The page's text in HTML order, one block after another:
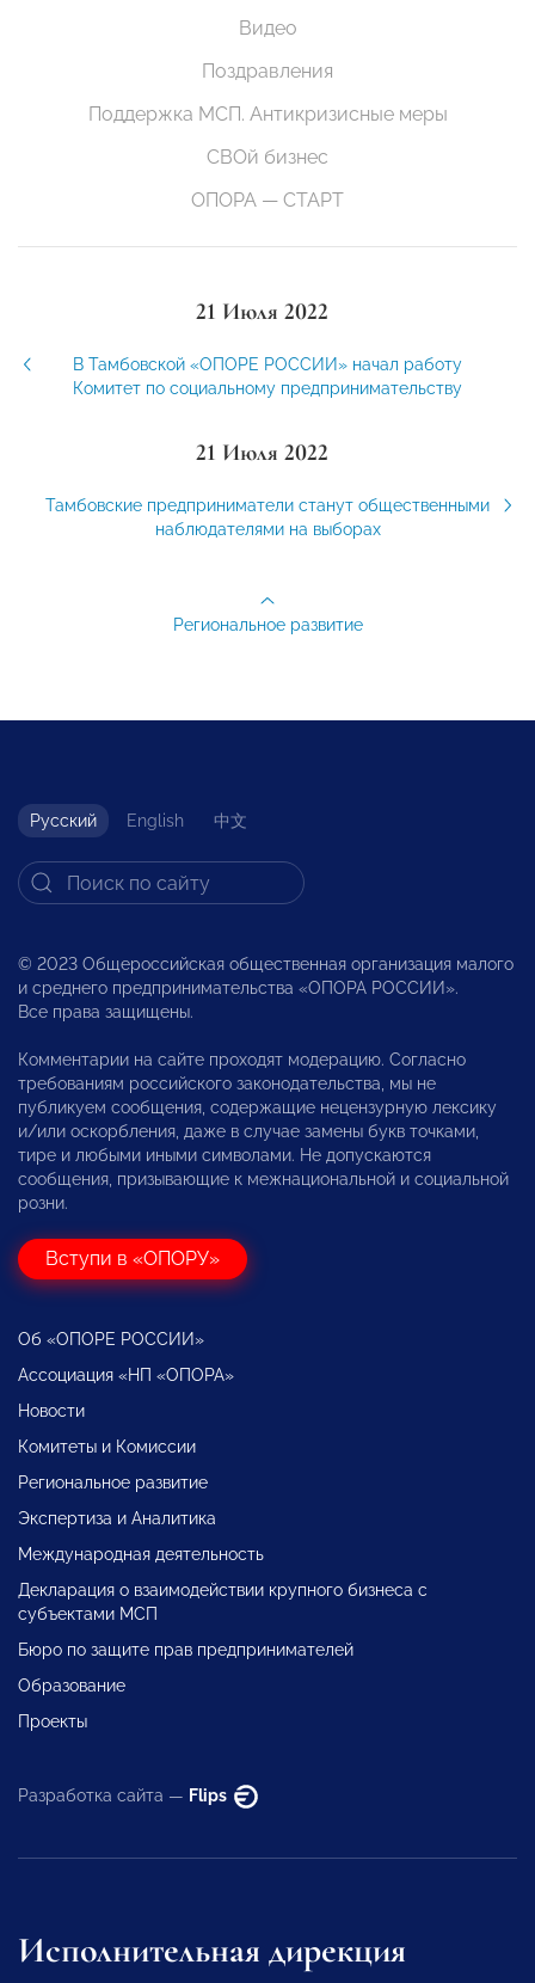
Видео
Поздравления
Поддержка МСП. Антикризисные меры
СВОй бизнес
ОПОРА — СТАРТ
21 Июля 2022
В Тамбовской «ОПОРЕ РОССИИ» начал работу
Комитет по социальному предпринимательству
21 Июля 2022
Тамбовские предприниматели станут общественными
наблюдателями на выборах
Региональное развитие
Русский English 中文
© 2023 Общероссийская общественная организация малого
и среднего предпринимательства «ОПОРА РОССИИ».
Все права защищены.
Комментарии на сайте проходят модерацию. Согласно
требованиям российского законодательства, мы не
публикуем сообщения, содержащие нецензурную лексику
и/или оскорбления, даже в случае замены букв точками,
тире и любыми иными символами. Не допускаются
сообщения, призывающие к межнациональной и социальной
розни.
Вступи в «ОПОРУ»
Об «ОПОРЕ РОССИИ»
Ассоциация «НП «ОПОРА»
Новости
Комитеты и Комиссии
Региональное развитие
Экспертиза и Аналитика
Международная деятельность
Декларация о взаимодействии крупного бизнеса с
субъектами МСП
Бюро по защите прав предпринимателей
Образование
Проекты
Разработка сайта — Flips
Исполнительная дирекция